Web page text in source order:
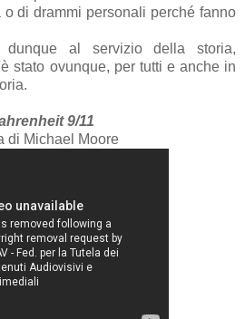
di drammi personali perché fanno
dunque al servizio della storia,
stato ovunque, per tutti e anche in
9/11
di Michael Moore